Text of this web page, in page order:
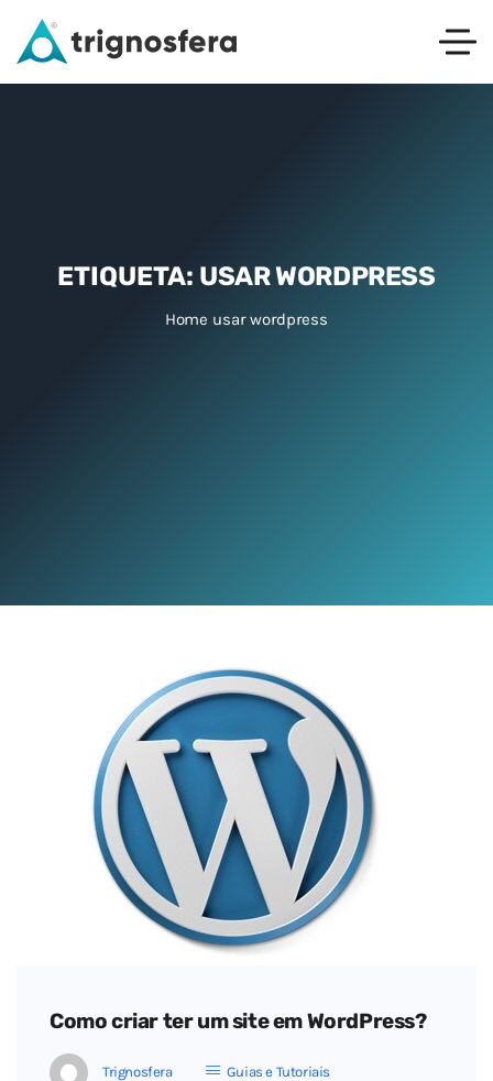
ETIQUETA: USAR WORDPRESS
Home usar wordpress
Como criar ter um site em WordPress?
Trignosfera Guias e Tutoriais